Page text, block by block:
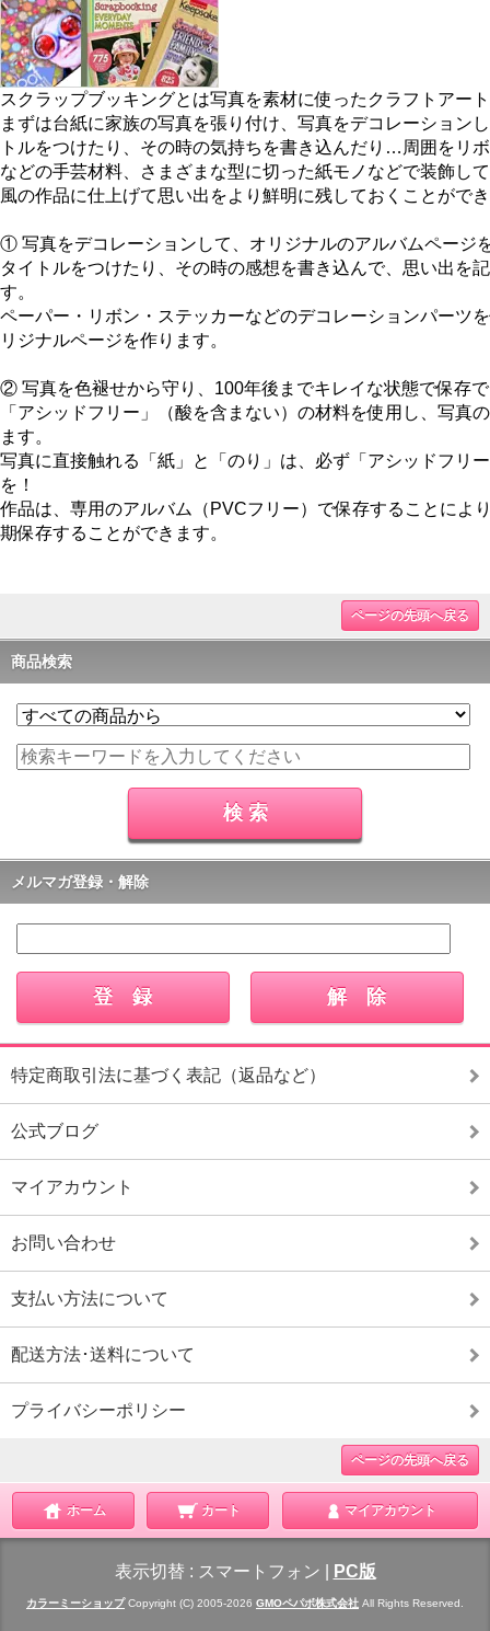
スクラップブッキングとは写真を素材に使ったクラフトアー
まずは台紙に家族の写真を張り付け、写真をデコレーション
トルをつけたり、その時の気持ちを書き込んだり…周囲をリ
などの手芸材料、さまざまな型に切った紙モノなどで装飾し
風の作品に仕上げて思い出をより鮮明に残しておくことがで
① 写真をデコレーションして、オリジナルのアルバムページ
タイトルをつけたり、その時の感想を書き込んで、思い出を
す。
ペーパー・リボン・ステッカーなどのデコレーションパーツ
リジナルページを作ります。
② 写真を色褪せから守り、100年後までキレイな状態で保存
「アシッドフリー」（酸を含まない） の材料を使用し、写真
ます。
写真に直接触れる
「紙」 と 「のり」 は、必ず「アシッドフリ
を！
作品は、専用のアルバム（PVCフリー）で保存することによ
期保存することができます。
ページの先頭へ戻る
商品検索
メルマガ登録・解除
特定商取引法に基づく表記（返品など）
公式ブログ
マイアカウント
お問い合わせ
支払い方法について
配送方法･送料について
プライバシーポリシー
ページの先頭へ戻る
ホーム カート マイアカウント
表示切替 : スマートフォン PC版
カラーミーショップCopyright (C) 2005-2026 GMOペパボ株式会社 All Rights Reserved.